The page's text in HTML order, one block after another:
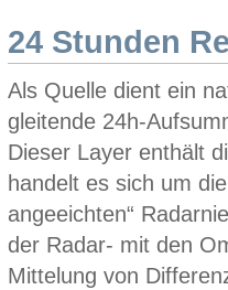
24 Stunden
Als Quelle dient ein
gleitende 24h-
Dieser Layer enthält
handelt es sich um
angeeichten“
der Radar- mit den
Mittelung von